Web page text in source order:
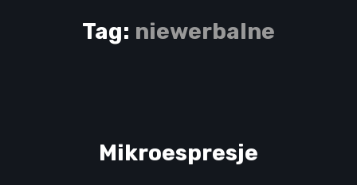
Tag: niewerbalne
Mikroespresje